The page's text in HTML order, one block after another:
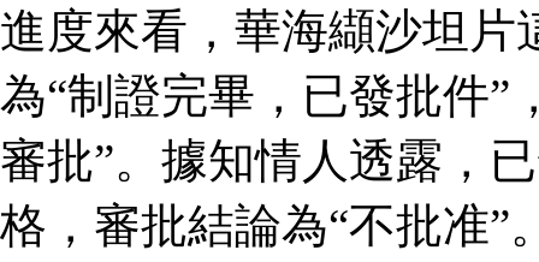
進度來看，華海纈沙坦片
為“制證完畢，已發批件”
審批”。據知情人透露，
格，審批結論為“不批准”